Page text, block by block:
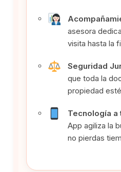
asesora
visita hasta la
Seguridad
que toda la
propiedad
Tecnología a
App agiliza la
no pierdas